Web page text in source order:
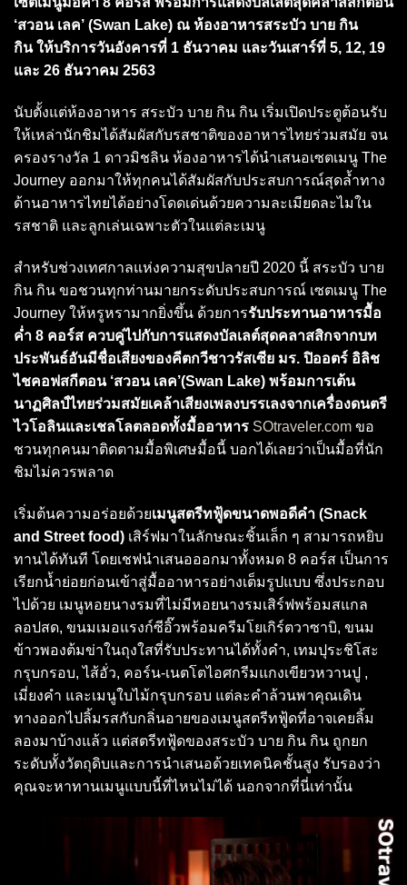
‘สวอน เลค’ (Swan Lake) ณ ห้องอาหารสระบัว บาย กิน
กิน ให้บริการวันอังคารที่ 1 ธันวาคม และวันเสาร์ที่ 5, 12, 19
และ 26 ธันวาคม 2563
นับตั้งแต่ห้องอาหาร สระบัว บาย กิน กิน เริ่มเปิดประตูต้อนรับ
ให้เหล่านักชิมได้สัมผัสกับรสชาติของอาหารไทยร่วมสมัย จน
ครองรางวัล 1 ดาวมิชลิน ห้องอาหารได้นำเสนอเซตเมนู The
Journey ออกมาให้ทุกคนได้สัมผัสกับประสบการณ์สุดล้ำทาง
ด้านอาหารไทยได้อย่างโดดเด่นด้วยความละเมียดละไมใน
รสชาติ และลูกเล่นเฉพาะตัวในแต่ละเมนู
สำหรับช่วงเทศกาลแห่งความสุขปลายปี 2020 นี้ สระบัว บาย
กิน กิน ขอชวนทุกท่านมายกระดับประสบการณ์ เซตเมนู The
Journey ให้หรูหรามากยิ่งขึ้น ด้วยการรับประทานอาหารมื้อ
ค่ำ 8 คอร์ส ควบคู่ไปกับการแสดงบัลเลต์สุดคลาสสิกจากบท
ประพันธ์อันมีชื่อเสียงของคีตกวีชาวรัสเซีย มร. ปิออตร์ อิลิช
ไชคอฟสกีตอน ‘สวอน เลค’(Swan Lake) พร้อมการเต้น
นาฏศิลป์ไทยร่วมสมัยเคล้าเสียงเพลงบรรเลงจากเครื่องดนตรี
ไวโอลินและเชลโลตลอดทั้งมื้ออาหาร SOtraveler.com ขอ
ชวนทุกคนมาติดตามมื้อพิเศษมื้อนี้ บอกได้เลยว่าเป็นมื้อที่นัก
ชิมไม่ควรพลาด
เริ่มต้นความอร่อยด้วยเมนูสตรีทฟู้ดขนาดพอดีคำ (Snack
and Street food) เสิร์ฟมาในลักษณะชิ้นเล็ก ๆ สามารถหยิบ
ทานได้ทันที โดยเชฟนำเสนอออกมาทั้งหมด 8 คอร์ส เป็นการ
เรียกน้ำย่อยก่อนเข้าสู่มื้ออาหารอย่างเต็มรูปแบบ ซึ่งประกอบ
ไปด้วย เมนูหอยนางรมที่ไม่มีหอยนางรมเสิร์ฟพร้อมสแกล
ลอปสด, ขนมเมอแรงก์ซีอิ๊วพร้อมครีมโยเกิร์ตวาซาบิ, ขนม
ข้าวพองต้มข่าในถุงใสที่รับประทานได้ทั้งคำ, เทมปุระชิโสะ
กรุบกรอบ, ไส้อั่ว, คอร์น-เนตโตไอศกรีมแกงเขียวหวานปู ,
เมี่ยงคำ และเมนูใบไม้กรุบกรอบ แต่ละคำล้วนพาคุณเดิน
ทางออกไปลิ้มรสกับกลิ่นอายของเมนูสตรีทฟู้ดที่อาจเคยลิ้ม
ลองมาบ้างแล้ว แต่สตรีทฟู้ดของสระบัว บาย กิน กิน ถูกยก
ระดับทั้งวัตถุดิบและการนำเสนอด้วยเทคนิคชั้นสูง รับรองว่า
คุณจะหาทานเมนูแบบนี้ที่ไหนไม่ได้ นอกจากที่นี่เท่านั้น